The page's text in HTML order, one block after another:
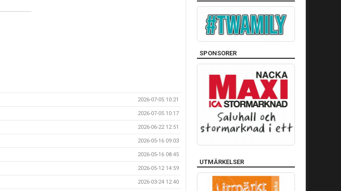
2026-07-05 10:21
2026-07-05 10:17
2026-06-22 12:51
2026-05-16 09:03
2026-05-16 08:45
2026-05-12 14:59
2026-03-24 12:40
SPONSORER
UTMÄRKELSER